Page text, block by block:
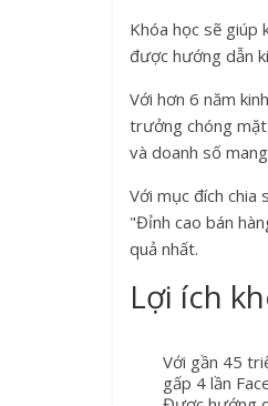
Khóa học sẽ giúp
được hướng dẫn
Với hơn 6 năm
trưởng chóng
và doanh số
Với mục đích chia
"Đỉnh cao bán
quả nhất.
Lợi ích
Với gần 45
gấp 4 lần